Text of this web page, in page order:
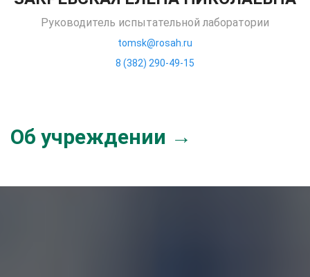
Руководитель испытательной лаборатории
tomsk@rosah.ru
8 (382) 290-49-15
Об учреждении →